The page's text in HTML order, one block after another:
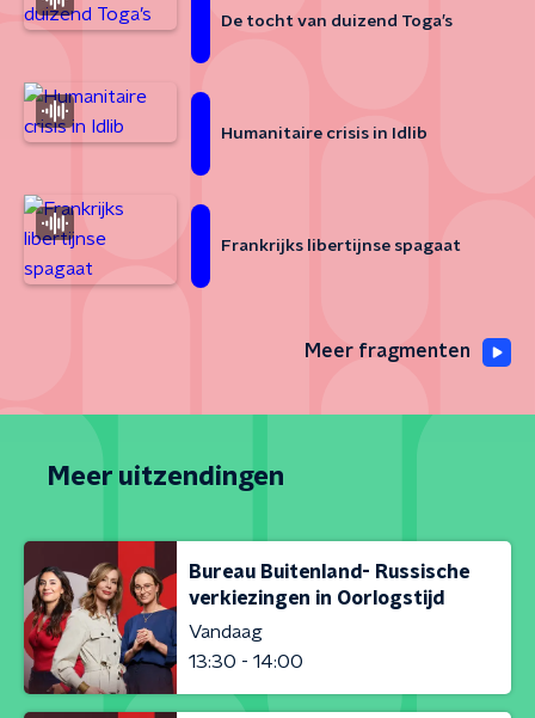
De tocht van duizend Toga’s
Humanitaire crisis in Idlib
Frankrijks libertijnse spagaat
Meer fragmenten
Meer uitzendingen
Bureau Buitenland- Russische
verkiezingen in Oorlogstijd
Vandaag
13:30 - 14:00